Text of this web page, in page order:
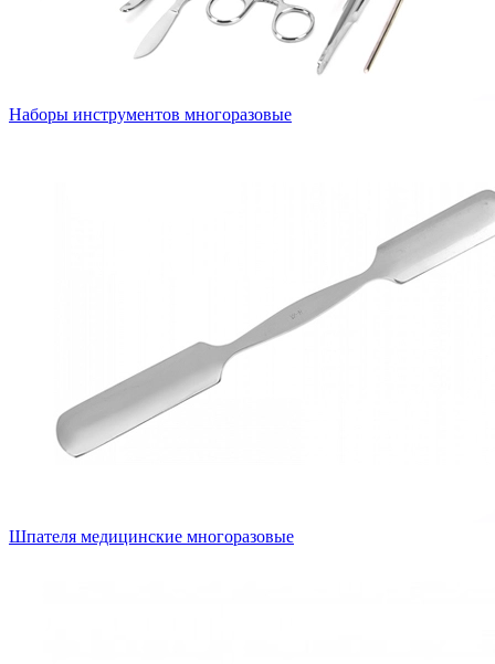
Наборы инструментов многоразовые
Шпателя медицинские многоразовые